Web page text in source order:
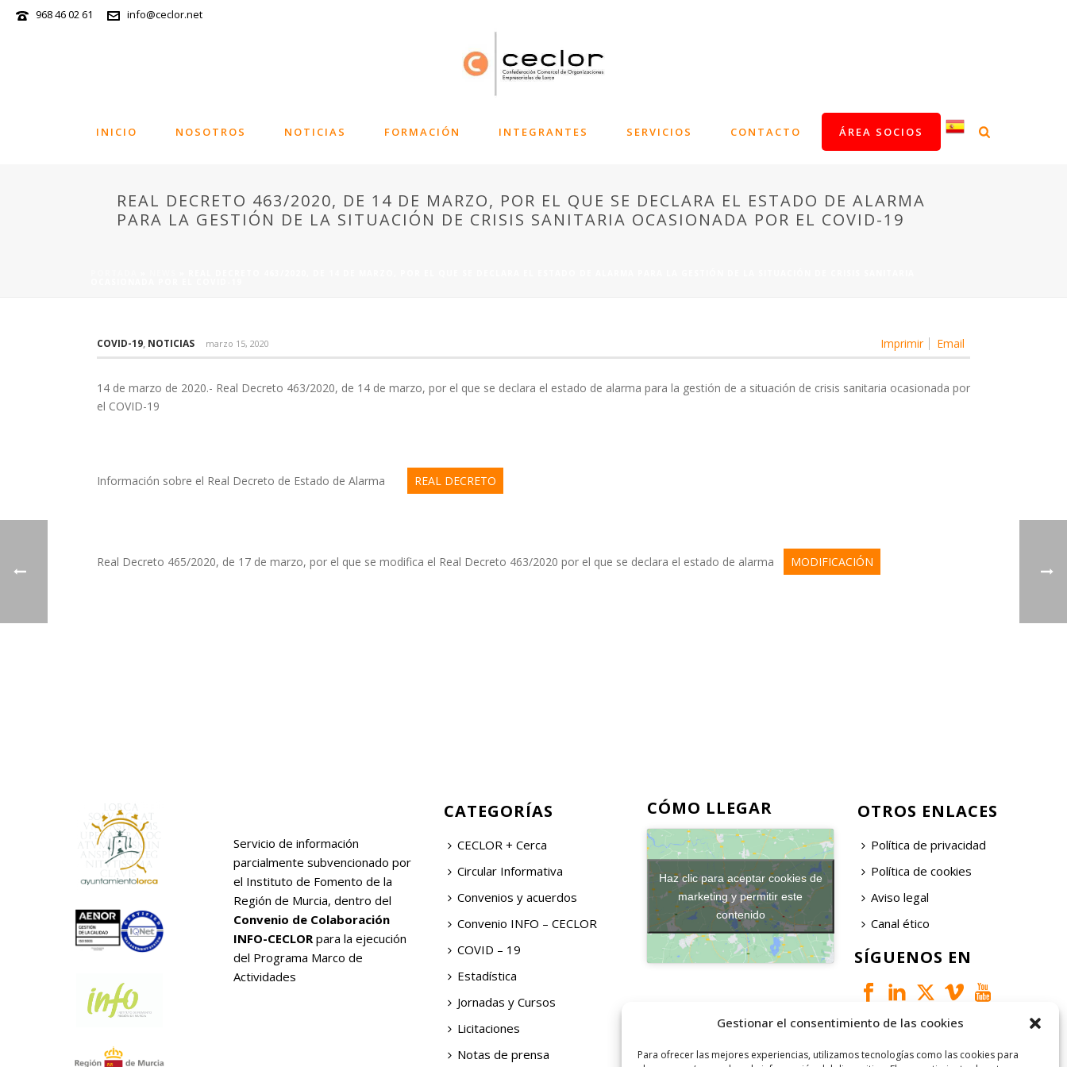
Gestionar el consentimiento de las cookies
Para ofrecer las mejores experiencias, utilizamos tecnologías como las cookies para
968 46 02 61 info@ceclor.net
INICIO NOSOTROS NOTICIAS FORMACIÓN INTEGRANTES SERVICIOS CONTACTO ÁREA SOCIOS
REAL DECRETO 463/2020, DE 14 DE MARZO, POR EL QUE SE DECLARA EL ESTADO DE ALARMA
PARA LA GESTIÓN DE LA SITUACIÓN DE CRISIS SANITARIA OCASIONADA POR EL COVID-19
Imprimir Email
COVID-19, NOTICIAS marzo 15, 2020
14 de marzo de 2020.- Real Decreto 463/2020, de 14 de marzo, por el que se declara el estado de alarma para la gestión de a situación de crisis sanitaria ocasionada por
el COVID-19
Información sobre el Real Decreto de Estado de Alarma REAL DECRETO
Real Decreto 465/2020, de 17 de marzo, por el que se modifica el Real Decreto 463/2020 por el que se declara el estado de alarma MODIFICACIÓN
Servicio de información
parcialmente subvencionado por
el Instituto de Fomento de la
Región de Murcia, dentro del
Convenio de Colaboración
INFO-CECLOR para la ejecución
del Programa Marco de
Actividades
CATEGORÍAS
CECLOR + Cerca
Circular Informativa
Convenios y acuerdos
Convenio INFO – CECLOR
COVID – 19
Estadística
Jornadas y Cursos
Licitaciones
Notas de prensa
CÓMO LLEGAR
Haz clic para aceptar cookies de
marketing y permitir este
contenido
OTROS ENLACES
Política de privacidad
Política de cookies
Aviso legal
Canal ético
SÍGUENOS EN